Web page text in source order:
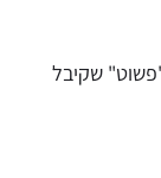
שקיבל